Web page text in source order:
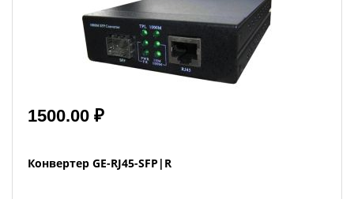
1500.00 ₽
Конвертер GE-RJ45-SFP|R